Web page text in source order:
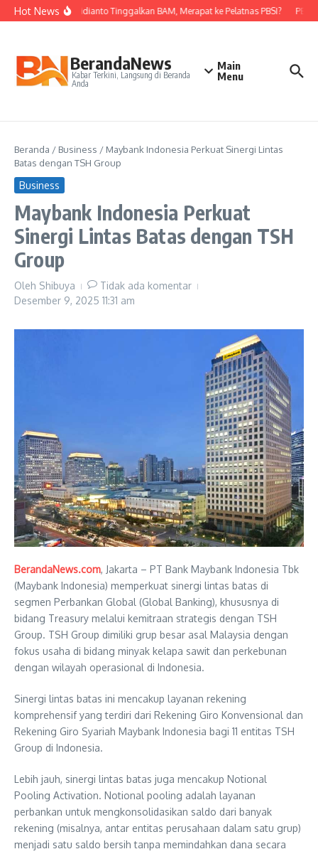
Lewati ke konten
Hot NewsNova Widianto Tinggalkan BAM, Merapat ke Pelatnas PBSI? PBSI
BerandaNews
Kabar Terkini, Langsung di Beranda
Anda
Main
Menu
Beranda / Business / Maybank Indonesia Perkuat Sinergi Lintas
Batas dengan TSH Group
Business
Maybank Indonesia Perkuat
Sinergi Lintas Batas dengan TSH
Group
Oleh Shibuya
Tidak ada komentar
Desember 9, 2025 11:31 am
BerandaNews.com, Jakarta – PT Bank Maybank Indonesia Tbk
(Maybank Indonesia) memperkuat sinergi lintas batas di
segmen Perbankan Global (Global Banking), khususnya di
bidang Treasury melalui kemitraan strategis dengan TSH
Group. TSH Group dimiliki grup besar asal Malaysia dengan
fokus usaha di bidang minyak kelapa sawit dan perkebunan
dengan wilayah operasional di Indonesia.
Sinergi lintas batas ini mencakup layanan rekening
komprehensif yang terdiri dari Rekening Giro Konvensional dan
Rekening Giro Syariah Maybank Indonesia bagi 11 entitas TSH
Group di Indonesia.
Lebih jauh, sinergi lintas batas juga mencakup Notional
Pooling Activation. Notional pooling adalah layanan
perbankan untuk mengkonsolidasikan saldo dari banyak
rekening (misalnya, antar entitas perusahaan dalam satu grup)
menjadi satu saldo bersih tanpa memindahkan dana secara